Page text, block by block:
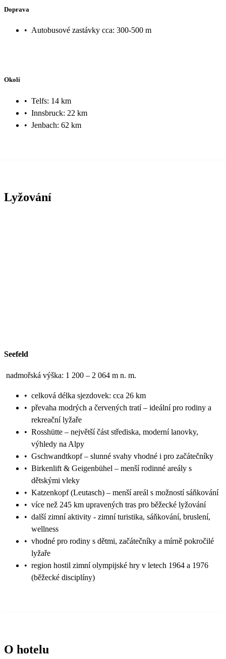
Doprava
• Autobusové zastávky cca: 300-500 m
Okolí
• Telfs: 14 km
• Innsbruck: 22 km
• Jenbach: 62 km
Lyžování
Seefeld
nadmořská výška: 1 200 – 2 064 m n. m.
• celková délka sjezdovek: cca 26 km
• převaha modrých a červených tratí – ideální pro rodiny a
rekreační lyžaře
• Rosshütte – největší část střediska, moderní lanovky,
výhledy na Alpy
• Gschwandtkopf – slunné svahy vhodné i pro začátečníky
• Birkenlift & Geigenbühel – menší rodinné areály s
dětskými vleky
• Katzenkopf (Leutasch) – menší areál s možností sáňkování
• více než 245 km upravených tras pro běžecké lyžování
• další zimní aktivity - zimní turistika, sáňkování, bruslení,
wellness
• vhodné pro rodiny s dětmi, začátečníky a mírně pokročilé
lyžaře
• region hostil zimní olympijské hry v letech 1964 a 1976
(běžecké disciplíny)
O hotelu